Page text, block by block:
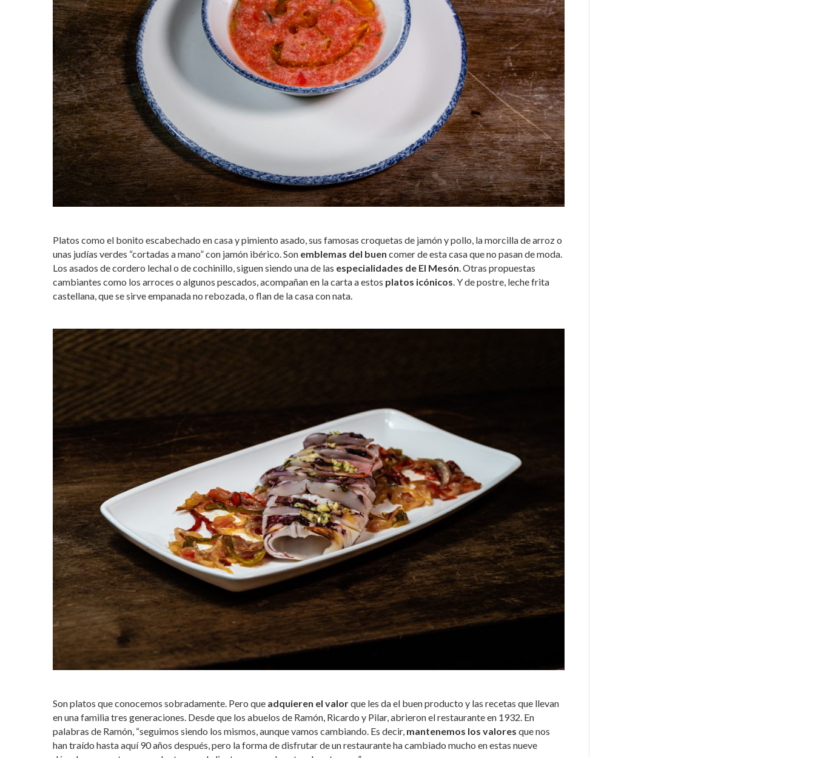
Platos como el bonito escabechado en casa y pimiento asado, sus famosas croquetas de jamón y pollo, la morcilla de arroz o
unas judías verdes “cortadas a mano” con jamón ibérico. Son emblemas del buen comer de esta casa que no pasan de moda.
Los asados de cordero lechal o de cochinillo, siguen siendo una de las especialidades de El Mesón. Otras propuestas
cambiantes como los arroces o algunos pescados, acompañan en la carta a estos platos icónicos. Y de postre, leche frita
castellana, que se sirve empanada no rebozada, o flan de la casa con nata.
Son platos que conocemos sobradamente. Pero que adquieren el valorque les da el buen producto y las recetas que llevan
en una familia tres generaciones. Desde que los abuelos de Ramón, Ricardo y Pilar, abrieron el restaurante en 1932. En
palabras de Ramón, “seguimos siendo los mismos, aunque vamos cambiando. Es decir, mantenemos los valores que nos
han traído hasta aquí 90 años después, pero la forma de disfrutar de un restaurante ha cambiado mucho en estas nueve